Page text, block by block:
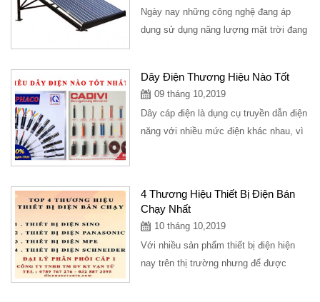
Ngày nay những công nghệ đang áp
dụng sử dụng năng lượng mặt trời đang
Dây Điện Thương Hiệu Nào Tốt
09 tháng 10,2019
Dây cáp điện là dụng cụ truyền dẫn điện
năng với nhiều mức điện khác nhau, vì
4 Thương Hiệu Thiết Bị Điện Bán
Chạy Nhất
10 tháng 10,2019
Với nhiều sản phẩm thiết bị điện hiện
nay trên thị trường nhưng để được